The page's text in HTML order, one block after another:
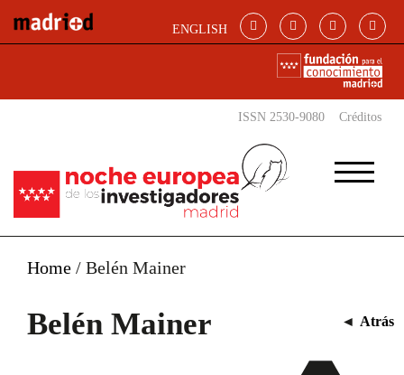
ENGLISH
ISSN 2530-9080 Créditos
Home / Belén Mainer
Belén Mainer ◄ Atrás